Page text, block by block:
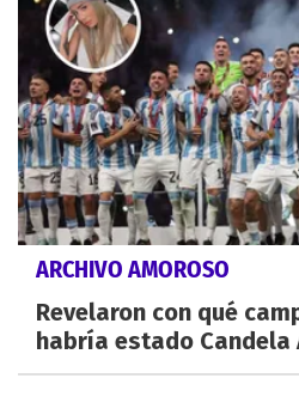
ARCHIVO AMOROSO
Revelaron con qué
habría estado Candela